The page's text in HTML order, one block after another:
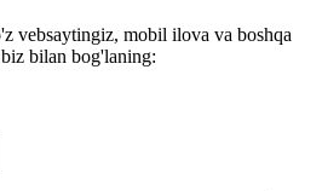
vebsaytingiz, mobil ilova va boshqa
bilan bog'laning: